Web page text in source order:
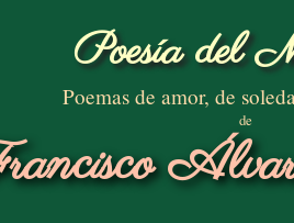
Poesía del
Poemas de amor, de
de